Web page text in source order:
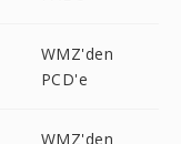
WMZ'den
PCD'e
WMZ'den